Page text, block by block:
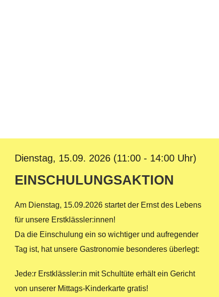
Dienstag, 15.09. 2026 (11:00 - 14:00 Uhr)
EINSCHULUNGSAKTION
Am Dienstag, 15.09.2026 startet der Ernst des Lebens
für unsere Erstklässler:innen!
Da die Einschulung ein so wichtiger und aufregender
Tag ist, hat unsere Gastronomie besonderes überlegt:
Jede:r Erstklässler:in mit Schultüte erhält ein Gericht
von unserer Mittags-Kinderkarte gratis!